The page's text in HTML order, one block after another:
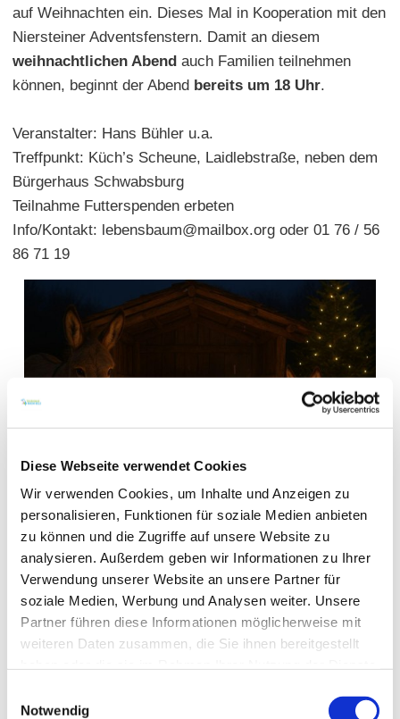
Diese Webseite verwendet Cookies
Wir verwenden Cookies, um Inhalte und Anzeigen zu
personalisieren, Funktionen für soziale Medien anbieten
zu können und die Zugriffe auf unsere Website zu
analysieren. Außerdem geben wir Informationen zu Ihrer
Verwendung unserer Website an unsere Partner für
soziale Medien, Werbung und Analysen weiter. Unsere
Partner führen diese Informationen möglicherweise mit
weiteren Daten zusammen, die Sie ihnen bereitgestellt
Notwendig
auf Weihnachten ein. Dieses Mal in Kooperation mit den
Niersteiner Adventsfenstern. Damit an diesem
weihnachtlichen Abend auch Familien teilnehmen
können, beginnt der Abend bereits um 18 Uhr.
Veranstalter: Hans Bühler u.a.
Treffpunkt: Küch’s Scheune, Laidlebstraße, neben dem
Bürgerhaus Schwabsburg
Teilnahme Futterspenden erbeten
Info/Kontakt: lebensbaum@mailbox.org oder 01 76 / 56
86 71 19
WEITERE TERMINE
VERANSTALTUNGSORT
KONTAKT